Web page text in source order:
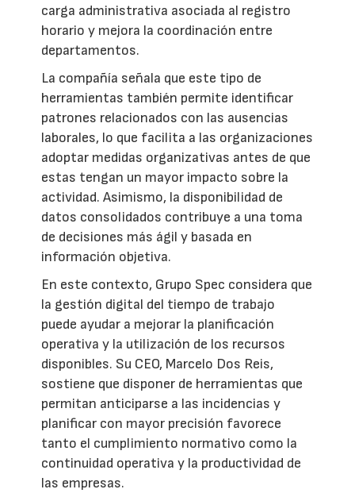
carga administrativa asociada al registro
horario y mejora la coordinación entre
departamentos.
La compañía señala que este tipo de
herramientas también permite identificar
patrones relacionados con las ausencias
laborales, lo que facilita a las organizaciones
adoptar medidas organizativas antes de que
estas tengan un mayor impacto sobre la
actividad. Asimismo, la disponibilidad de
datos consolidados contribuye a una toma
de decisiones más ágil y basada en
información objetiva.
En este contexto, Grupo Spec considera que
la gestión digital del tiempo de trabajo
puede ayudar a mejorar la planificación
operativa y la utilización de los recursos
disponibles. Su CEO, Marcelo Dos Reis,
sostiene que disponer de herramientas que
permitan anticiparse a las incidencias y
planificar con mayor precisión favorece
tanto el cumplimiento normativo como la
continuidad operativa y la productividad de
las empresas.